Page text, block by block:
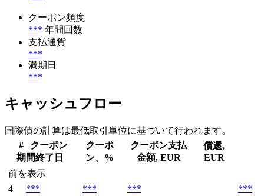
クーポン頻度
*** 年間回数
支払通貨
***
満期日
***
キャッシュフロー
国際債の計算は最低取引単位に基づいて行われます。
#
クーポン
期間終了日
クーポ
ン、%
クーポン支払
金額, EUR
償還,
EUR
前を表示
4
*** *** ***
***